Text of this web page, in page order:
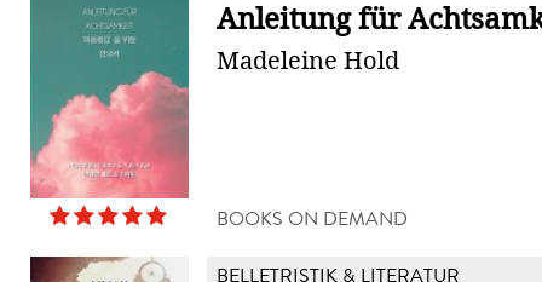
Anleitung für
Madeleine Hold
BOOKS ON DEMAND
BELLETRISTIK & LITERATUR